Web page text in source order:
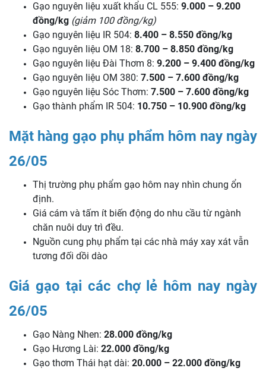
Gạo nguyên liệu xuất khẩu CL 555: 9.000 – 9.200
đồng/kg (giảm 100 đồng/kg)
Gạo nguyên liệu IR 504: 8.400 – 8.550 đồng/kg
Gạo nguyên liệu OM 18: 8.700 – 8.850 đồng/kg
Gạo nguyên liệu Đài Thơm 8: 9.200 – 9.400 đồng/kg
Gạo nguyên liệu OM 380: 7.500 – 7.600 đồng/kg
Gạo nguyên liệu Sóc Thơm: 7.500 – 7.600 đồng/kg
Gạo thành phẩm IR 504: 10.750 – 10.900 đồng/kg
Mặt hàng gạo phụ phẩm hôm nay ngày
26/05
Thị trường phụ phẩm gạo hôm nay nhìn chung ổn
định.
Giá cám và tấm ít biến động do nhu cầu từ ngành
chăn nuôi duy trì đều.
Nguồn cung phụ phẩm tại các nhà máy xay xát vẫn
tương đối dồi dào
Giá gạo tại các chợ lẻ hôm nay ngày
26/05
Gạo Nàng Nhen: 28.000 đồng/kg
Gạo Hương Lài: 22.000 đồng/kg
Gạo thơm Thái hạt dài: 20.000 – 22.000 đồng/kg